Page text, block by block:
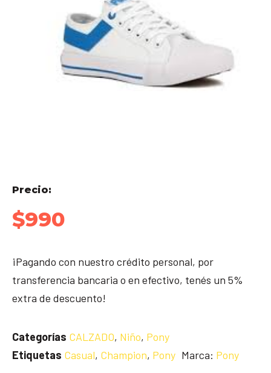
Precio:
$990
¡Pagando con nuestro crédito personal, por
transferencia bancaria o en efectivo, tenés un 5%
extra de descuento!
Categorías CALZADO, Niño, Pony
Etiquetas Casual, Champion, Pony Marca: Pony